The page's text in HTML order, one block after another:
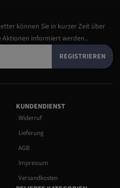
können Sie in kurzer Zeit über
informiert werden..
REGISTRIEREN
KUNDENDIENST
Widerruf
Lieferung
AGB
Impressum
Versandkosten